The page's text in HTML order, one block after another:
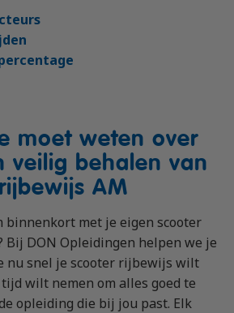
(DE)
moet weten over
veilig behalen van
AM
binnenkort met je eigen scooter
Bij DON Opleidingen helpen we je
nu snel je scooter rijbewijs wilt
wilt nemen om alles goed te
opleiding die bij jou past. Elk